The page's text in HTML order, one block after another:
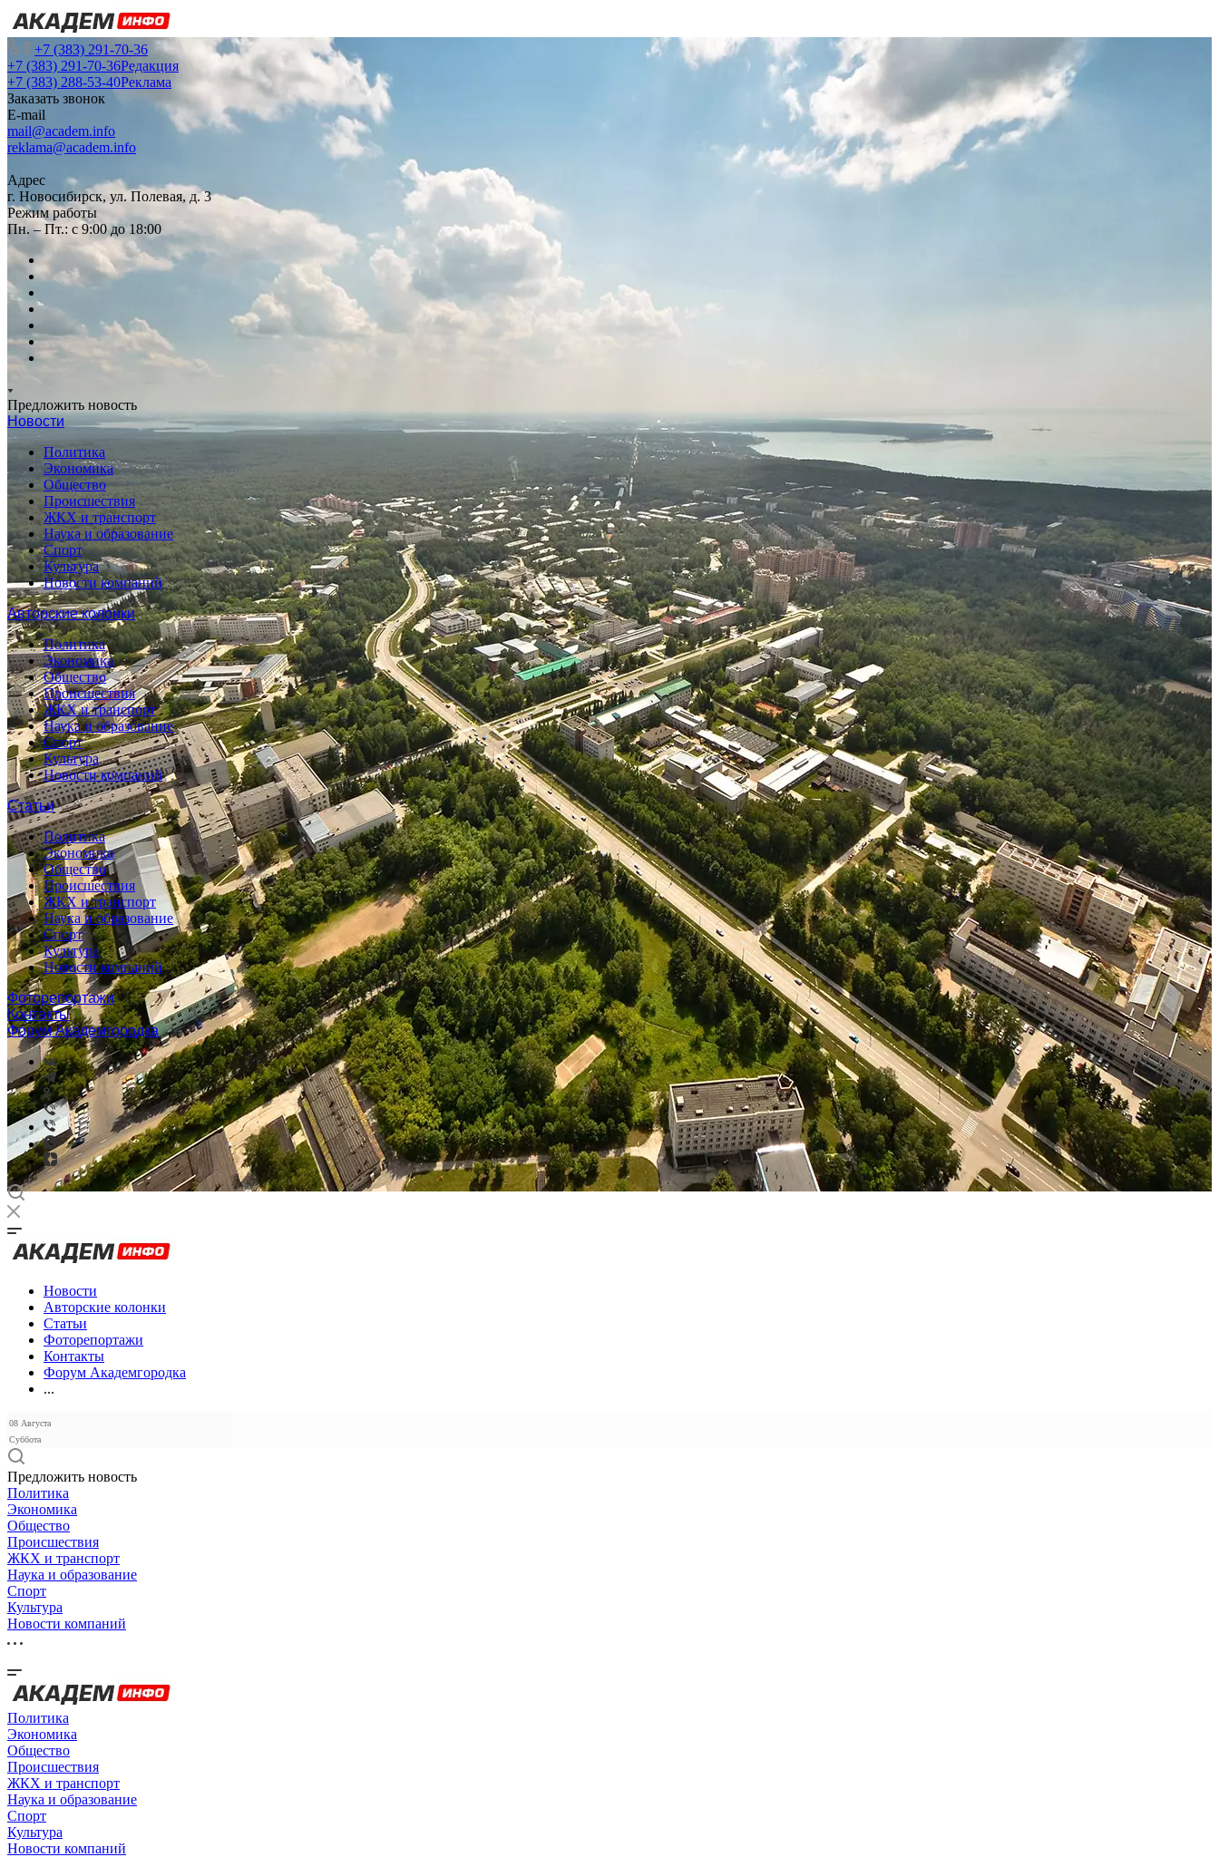
+7 (383) 291-70-36
+7 (383) 291-70-36Редакция
+7 (383) 288-53-40Реклама
Заказать звонок
E-mail
mail@academ.info
reklama@academ.info
Адрес
г. Новосибирск, ул. Полевая, д. 3
Режим работы
Пн. – Пт.: с 9:00 до 18:00
Предложить новость
Новости
Политика
Экономика
Общество
Происшествия
ЖКХ и транспорт
Наука и образование
Спорт
Культура
Новости компаний
Авторские колонки
Политика
Экономика
Общество
Происшествия
ЖКХ и транспорт
Наука и образование
Спорт
Культура
Новости компаний
Статьи
Политика
Экономика
Общество
Происшествия
ЖКХ и транспорт
Наука и образование
Спорт
Культура
Новости компаний
Фоторепортажи
Контакты
Форум Академгородка
Новости
Авторские колонки
Статьи
Фоторепортажи
Контакты
Форум Академгородка
...
08 Августа
Суббота
Предложить новость
Политика
Экономика
Общество
Происшествия
ЖКХ и транспорт
Наука и образование
Спорт
Культура
Новости компаний
Политика
Экономика
Общество
Происшествия
ЖКХ и транспорт
Наука и образование
Спорт
Культура
Новости компаний